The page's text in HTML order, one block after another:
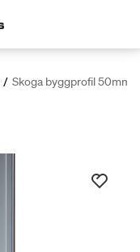
/ Skoga byggprofil 50mm